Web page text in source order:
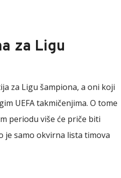
za Ligu
za Ligu šampiona, a oni koji
UEFA takmičenjima. O tome
periodu više će priče biti
je samo okvirna lista timova